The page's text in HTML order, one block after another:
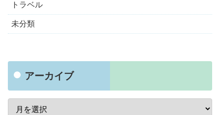
トラベル
未分類
アーカイブ